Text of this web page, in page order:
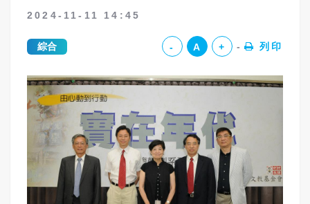
2024-11-11 14:45
綜合 - A + 列印